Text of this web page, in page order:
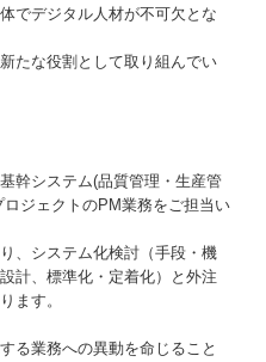
でデジタル人材が不可欠とな
たな役割として取り組んでい
幹システム(品質管理・生産管
ジェクトのPM業務をご担当い
、システム化検討（手段・機
計、標準化・定着化）と外注
ます。
る業務への異動を命じること